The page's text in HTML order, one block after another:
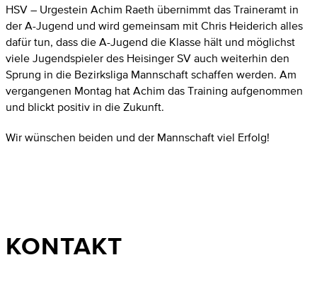
HSV – Urgestein Achim Raeth übernimmt das Traineramt in
der A-Jugend und wird gemeinsam mit Chris Heiderich alles
dafür tun, dass die A-Jugend die Klasse hält und möglichst
viele Jugendspieler des Heisinger SV auch weiterhin den
Sprung in die Bezirksliga Mannschaft schaffen werden. Am
vergangenen Montag hat Achim das Training aufgenommen
und blickt positiv in die Zukunft.
Wir wünschen beiden und der Mannschaft viel Erfolg!
KONTAKT